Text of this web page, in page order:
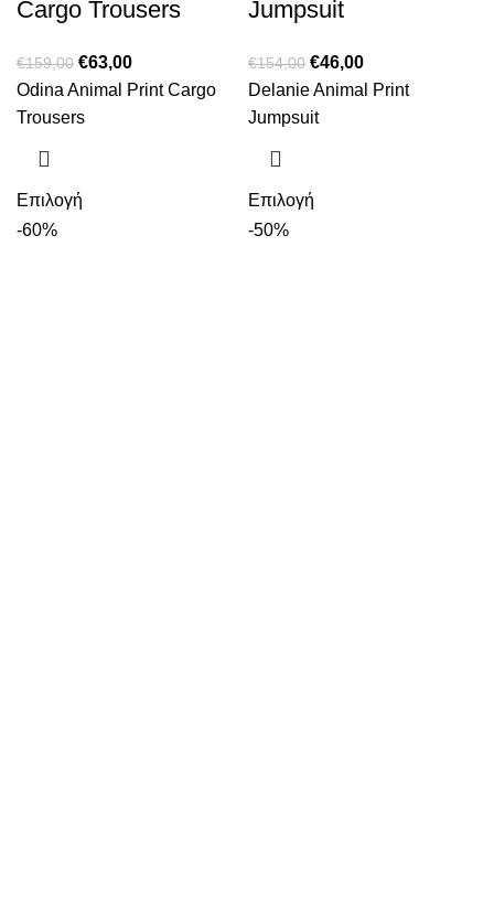
Cargo Trousers
€159,00 €63,00
Odina Animal Print Cargo
Trousers
Επιλογή
Jumpsuit
€154,00 €46,00
Delanie Animal Print
Jumpsuit
Επιλογή
-60%
-50%